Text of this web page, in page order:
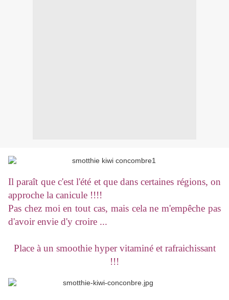
Il paraît que c'est l'été et que dans certaines régions, on
approche la canicule !!!!
Pas chez moi en tout cas, mais cela ne m'empêche pas
d'avoir envie d'y croire ...
Place à un smoothie hyper vitaminé et rafraichissant
!!!